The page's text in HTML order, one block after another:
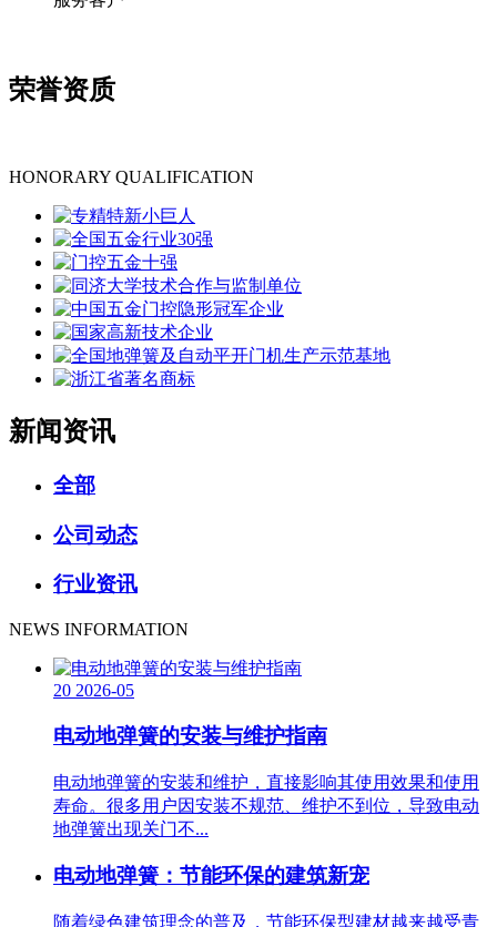
荣誉资质
HONORARY QUALIFICATION
新闻资讯
全部
公司动态
行业资讯
NEWS INFORMATION
20 2026-05
电动地弹簧的安装与维护指南
电动地弹簧的安装和维护，直接影响其使用效果和使用
寿命。很多用户因安装不规范、维护不到位，导致电动
地弹簧出现关门不...
电动地弹簧：节能环保的建筑新宠
随着绿色建筑理念的普及，节能环保型建材越来越受青